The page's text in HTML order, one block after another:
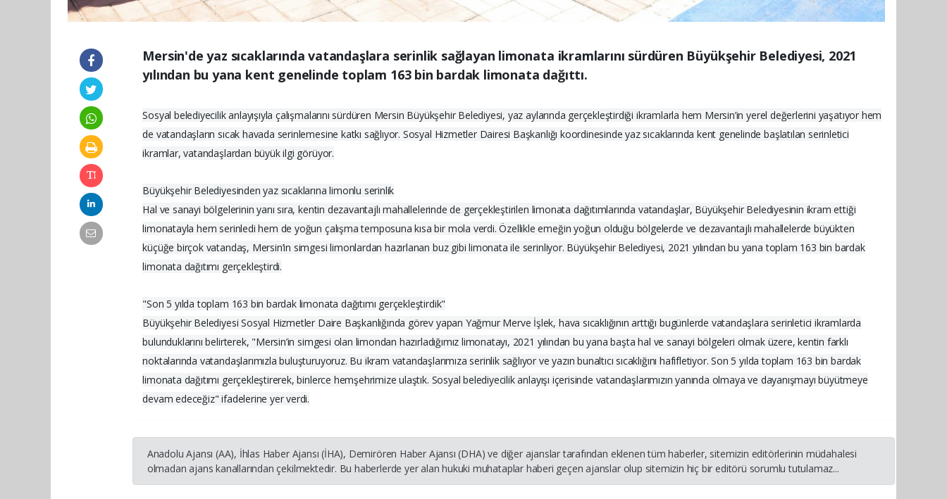
Mersin'de yaz sıcaklarında vatandaşlara serinlik sağlayan limonata ikramlarını sürdüren Büyükşehir Belediyesi, 2021
yılından bu yana kent genelinde toplam 163 bin bardak limonata dağıttı.
Sosyal belediyecilik anlayışıyla çalışmalarını sürdüren Mersin Büyükşehir Belediyesi, yaz aylarında gerçekleştirdiği ikramlarla hem Mersin’in yerel değerlerini yaşatıyor hem
de vatandaşların sıcak havada serinlemesine katkı sağlıyor. Sosyal Hizmetler Dairesi Başkanlığı koordinesinde yaz sıcaklarında kent genelinde başlatılan serinletici
ikramlar, vatandaşlardan büyük ilgi görüyor.
Büyükşehir Belediyesinden yaz sıcaklarına limonlu serinlik
Hal ve sanayi bölgelerinin yanı sıra, kentin dezavantajlı mahallelerinde de gerçekleştirilen limonata dağıtımlarında vatandaşlar, Büyükşehir Belediyesinin ikram ettiği
limonatayla hem serinledi hem de yoğun çalışma temposuna kısa bir mola verdi. Özellikle emeğin yoğun olduğu bölgelerde ve dezavantajlı mahallelerde büyükten
küçüğe birçok vatandaş, Mersin’in simgesi limonlardan hazırlanan buz gibi limonata ile serinliyor. Büyükşehir Belediyesi, 2021 yılından bu yana toplam 163 bin bardak
limonata dağıtımı gerçekleştirdi.
"Son 5 yılda toplam 163 bin bardak limonata dağıtımı gerçekleştirdik"
Büyükşehir Belediyesi Sosyal Hizmetler Daire Başkanlığında görev yapan Yağmur Merve İşlek, hava sıcaklığının arttığı bugünlerde vatandaşlara serinletici ikramlarda
bulunduklarını belirterek, "Mersin’in simgesi olan limondan hazırladığımız limonatayı, 2021 yılından bu yana başta hal ve sanayi bölgeleri olmak üzere, kentin farklı
noktalarında vatandaşlarımızla buluşturuyoruz. Bu ikram vatandaşlarımıza serinlik sağlıyor ve yazın bunaltıcı sıcaklığını hafifletiyor. Son 5 yılda toplam 163 bin bardak
limonata dağıtımı gerçekleştirerek, binlerce hemşehrimize ulaştık. Sosyal belediyecilik anlayışı içerisinde vatandaşlarımızın yanında olmaya ve dayanışmayı büyütmeye
devam edeceğiz" ifadelerine yer verdi.
Anadolu Ajansı (AA), İhlas Haber Ajansı (İHA), Demirören Haber Ajansı (DHA) ve diğer ajanslar tarafından eklenen tüm haberler, sitemizin editörlerinin müdahalesi
olmadan ajans kanallarından çekilmektedir. Bu haberlerde yer alan hukuki muhataplar haberi geçen ajanslar olup sitemizin hiç bir editörü sorumlu tutulamaz...